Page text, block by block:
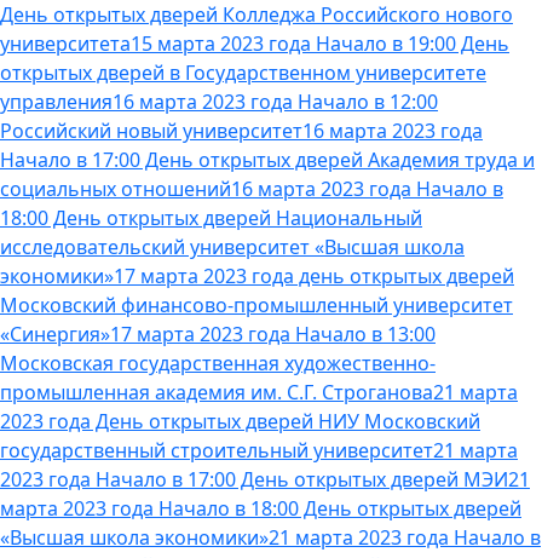
День открытых дверей Колледжа Российского нового
университета15 марта 2023 года Начало в 19:00 День
открытых дверей в Государственном университете
управления16 марта 2023 года Начало в 12:00
Российский новый университет16 марта 2023 года
Начало в 17:00 День открытых дверей Академия труда и
социальных отношений16 марта 2023 года Начало в
18:00 День открытых дверей Национальный
исследовательский университет «Высшая школа
экономики»17 марта 2023 года день открытых дверей
Московский финансово-промышленный университет
«Синергия»17 марта 2023 года Начало в 13:00
Московская государственная художественно-
промышленная академия им. С.Г. Строганова21 марта
2023 года День открытых дверей НИУ Московский
государственный строительный университет21 марта
2023 года Начало в 17:00 День открытых дверей МЭИ21
марта 2023 года Начало в 18:00 День открытых дверей
«Высшая школа экономики»21 марта 2023 года Начало в